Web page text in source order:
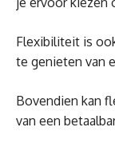
Flexibiliteit is
te genieten van
Bovendien kan
van een